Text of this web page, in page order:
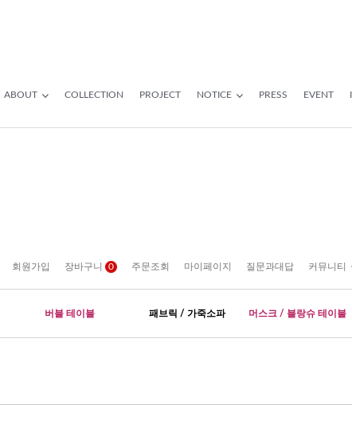
ABOUT COLLECTION PROJECT NOTICE PRESS EVENT
회원가입 장바구니 0 주문조회 마이페이지 질문과대답 커뮤니티
버블 테이블 패브릭 / 가죽소파 머스크 / 블랑슈 테이블